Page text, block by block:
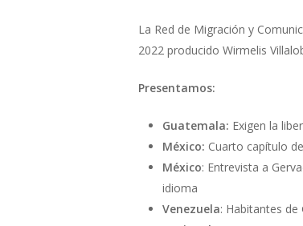
La Red de Migración y
2022 producido Wirmelis
Presentamos:
Guatemala: Exigen la
México: Cuarto capítulo
México: Entrevista a
idioma
Venezuela: Habitantes